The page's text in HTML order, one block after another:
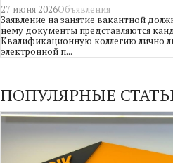
27 июня 2026Объявления
Заявление на занятие вакантной
нему документы представляются
Квалификационную коллегию лично
электронной п...
ПОПУЛЯРНЫЕ